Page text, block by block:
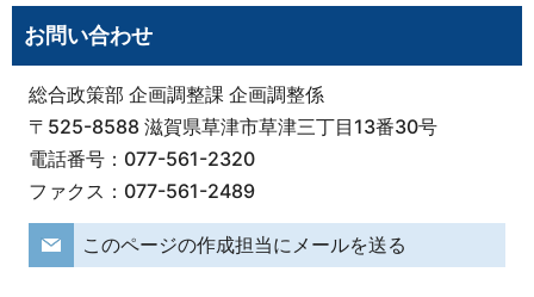
お問い合わせ
総合政策部 企画調整課 企画調整係
〒525-8588 滋賀県草津市草津三丁目13番30号
電話番号：077-561-2320
ファクス：077-561-2489
このページの作成担当にメールを送る